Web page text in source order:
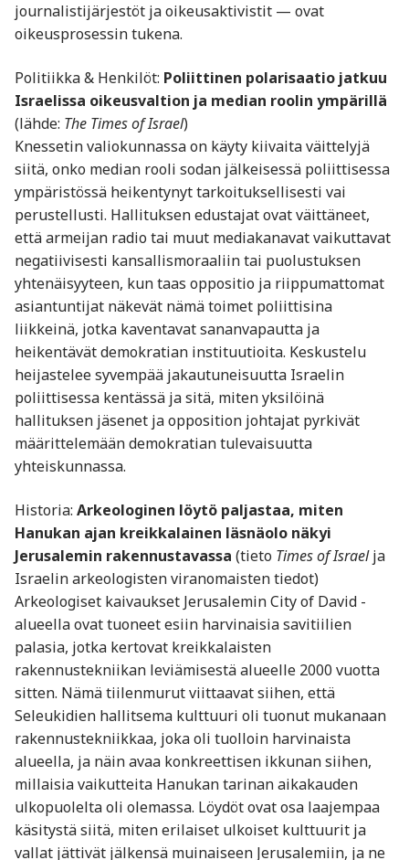
journalistijärjestöt ja oikeusaktivistit — ovat
oikeusprosessin tukena.
Politiikka & Henkilöt: Poliittinen polarisaatio jatkuu
Israelissa oikeusvaltion ja median roolin ympärillä
(lähde: The Times of Israel)
Knessetin valiokunnassa on käyty kiivaita väittelyjä
siitä, onko median rooli sodan jälkeisessä poliittisessa
ympäristössä heikentynyt tarkoituksellisesti vai
perustellusti. Hallituksen edustajat ovat väittäneet,
että armeijan radio tai muut mediakanavat vaikuttavat
negatiivisesti kansallismoraaliin tai puolustuksen
yhtenäisyyteen, kun taas oppositio ja riippumattomat
asiantuntijat näkevät nämä toimet poliittisina
liikkeinä, jotka kaventavat sananvapautta ja
heikentävät demokratian instituutioita. Keskustelu
heijastelee syvempää jakautuneisuutta Israelin
poliittisessa kentässä ja sitä, miten yksilöinä
hallituksen jäsenet ja opposition johtajat pyrkivät
määrittelemään demokratian tulevaisuutta
yhteiskunnassa.
Historia: Arkeologinen löytö paljastaa, miten
Hanukan ajan kreikkalainen läsnäolo näkyi
Jerusalemin rakennustavassa (tieto Times of Israelja
Israelin arkeologisten viranomaisten tiedot)
Arkeologiset kaivaukset Jerusalemin City of David -
alueella ovat tuoneet esiin harvinaisia savitiilien
palasia, jotka kertovat kreikkalaisten
rakennustekniikan leviämisestä alueelle 2000 vuotta
sitten. Nämä tiilenmurut viittaavat siihen, että
Seleukidien hallitsema kulttuuri oli tuonut mukanaan
rakennustekniikkaa, joka oli tuolloin harvinaista
alueella, ja näin avaa konkreettisen ikkunan siihen,
millaisia vaikutteita Hanukan tarinan aikakauden
ulkopuolelta oli olemassa. Löydöt ovat osa laajempaa
käsitystä siitä, miten erilaiset ulkoiset kulttuurit ja
vallat jättivät jälkensä muinaiseen Jerusalemiin, ja ne